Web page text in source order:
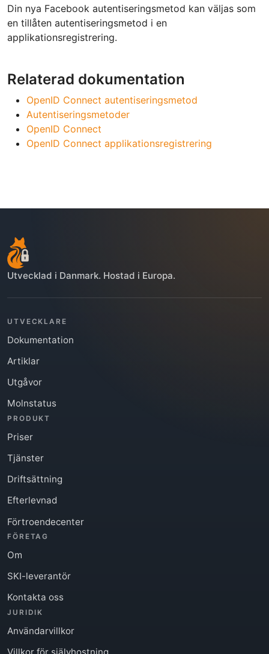
Din nya Facebook autentiseringsmetod kan väljas som
en tillåten autentiseringsmetod i en
applikationsregistrering.
Relaterad dokumentation
OpenID Connect autentiseringsmetod
Autentiseringsmetoder
OpenID Connect
OpenID Connect applikationsregistrering
Utvecklad i Danmark. Hostad i Europa.
UTVECKLARE
Dokumentation
Artiklar
Utgåvor
Molnstatus
PRODUKT
Priser
Tjänster
Driftsättning
Efterlevnad
Förtroendecenter
FÖRETAG
Om
SKI-leverantör
Kontakta oss
JURIDIK
Användarvillkor